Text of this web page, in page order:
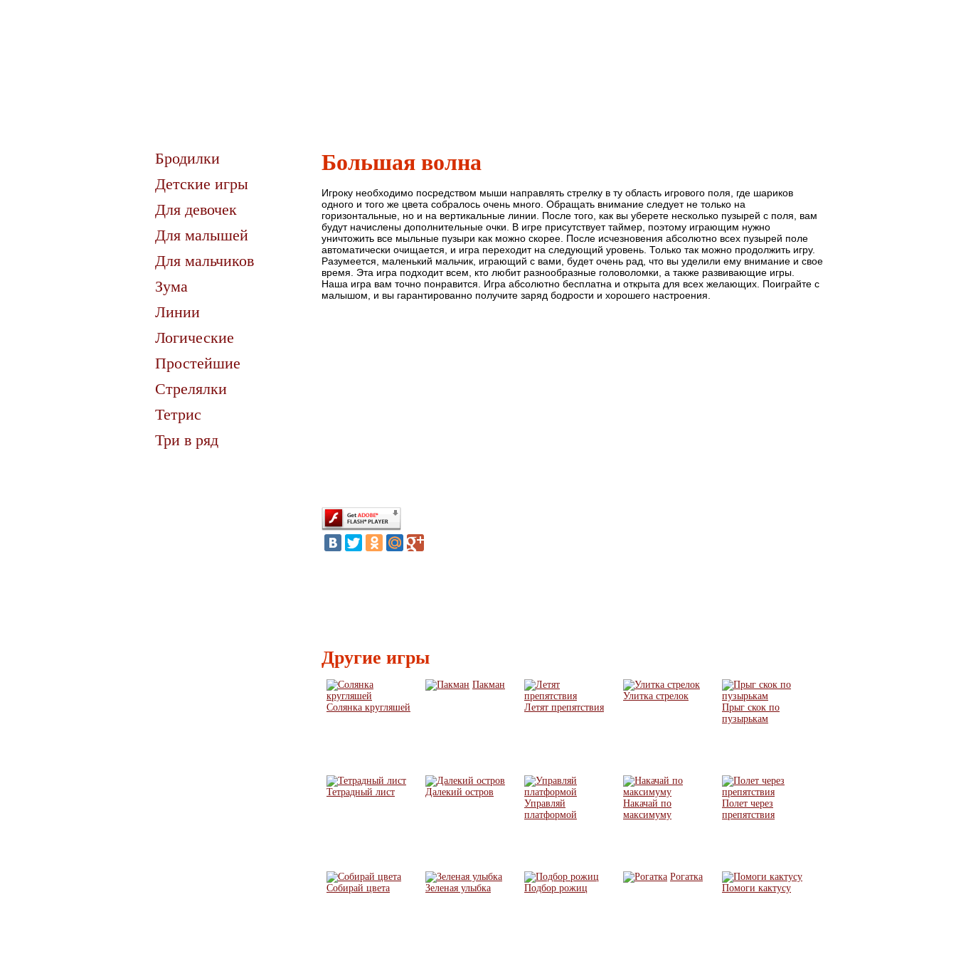
Бродилки
Детские игры
Для девочек
Для малышей
Для мальчиков
Зума
Линии
Логические
Простейшие
Стрелялки
Тетрис
Три в ряд
Большая волна
Игроку необходимо посредством мыши направлять стрелку в ту область игрового поля, где шариков
одного и того же цвета собралось очень много. Обращать внимание следует не только на
горизонтальные, но и на вертикальные линии. После того, как вы уберете несколько пузырей с поля, вам
будут начислены дополнительные очки. В игре присутствует таймер, поэтому играющим нужно
уничтожить все мыльные пузыри как можно скорее. После исчезновения абсолютно всех пузырей поле
автоматически очищается, и игра переходит на следующий уровень. Только так можно продолжить игру.
Разумеется, маленький мальчик, играющий с вами, будет очень рад, что вы уделили ему внимание и свое
время. Эта игра подходит всем, кто любит разнообразные головоломки, а также развивающие игры.
Наша игра вам точно понравится. Игра абсолютно бесплатна и открыта для всех желающих. Поиграйте с
малышом, и вы гарантированно получите заряд бодрости и хорошего настроения.
Другие игры
Солянка кругляшей
Пакман
Летят препятствия
Улитка стрелок
Прыг скок по
пузырькам
Тетрадный лист
Далекий остров
Управляй
платформой
Накачай по
максимуму
Полет через
препятствия
Собирай цвета Зеленая улыбка Подбор рожиц
Рогатка
Помоги кактусу